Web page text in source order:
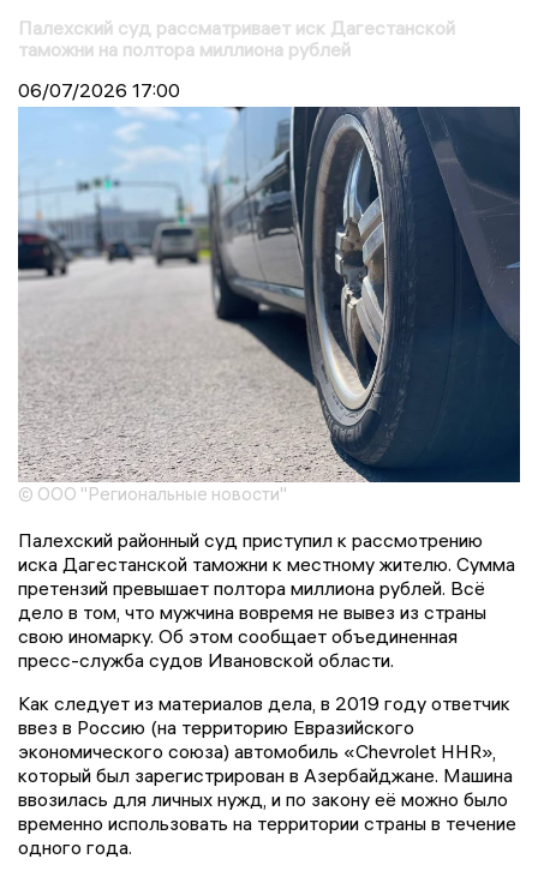
Палехский суд рассматривает иск Дагестанской
таможни на полтора миллиона рублей
06/07/2026 17:00
© ООО "Региональные новости"
Палехский районный суд приступил к рассмотрению
иска Дагестанской таможни к местному жителю. Сумма
претензий превышает полтора миллиона рублей. Всё
дело в том, что мужчина вовремя не вывез из страны
свою иномарку. Об этом сообщает объединенная
пресс-служба судов Ивановской области.
Как следует из материалов дела, в 2019 году ответчик
ввез в Россию (на территорию Евразийского
экономического союза) автомобиль «Chevrolet HHR»,
который был зарегистрирован в Азербайджане. Машина
ввозилась для личных нужд, и по закону её можно было
временно использовать на территории страны в течение
одного года.